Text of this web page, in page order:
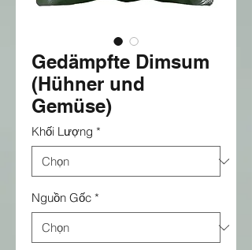
Gedämpfte Dimsum
(Hühner und
Gemüse)
Khối Lượng *
Nguồn Gốc *